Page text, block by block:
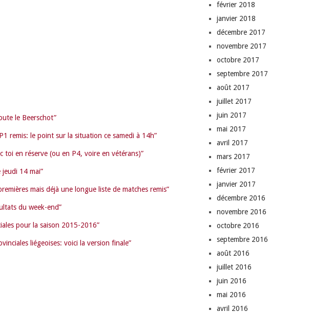
le Beerschot”
remis: le point sur la situation ce samedi à 14h”
toi en réserve (ou en P4, voire en vétérans)”
14 mai”
mais déjà une longue liste de matches remis”
du week-end”
pour la saison 2015-2016”
liégeoises: voici la version finale”
février 2018
janvier 2018
décembre 2017
novembre 2017
octobre 2017
septembre 2017
août 2017
juillet 2017
juin 2017
mai 2017
avril 2017
mars 2017
février 2017
janvier 2017
décembre 2016
novembre 2016
octobre 2016
septembre 2016
août 2016
juillet 2016
juin 2016
mai 2016
avril 2016